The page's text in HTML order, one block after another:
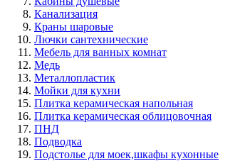
Канализация
Краны шаровые
Лючки сантехнические
Мебель для ванных комнат
Медь
Металлопластик
Мойки для кухни
Плитка керамическая напольная
Плитка керамическая облицовочная
ПНД
Подводка
Подстолье для моек,шкафы кухонные